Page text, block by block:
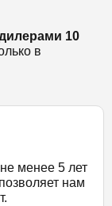
10
в
менее 5 лет
нам